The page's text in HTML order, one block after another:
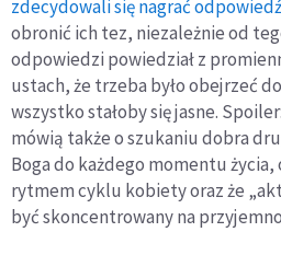
zdecydowali się nagrać odpowiedź
obronić ich tez, niezależnie od
odpowiedzi powiedział z
ustach, że trzeba było obejrzeć
wszystko stałoby się jasne.
mówią także o szukaniu dobra
Boga do każdego momentu życia,
rytmem cyklu kobiety oraz że
być skoncentrowany na